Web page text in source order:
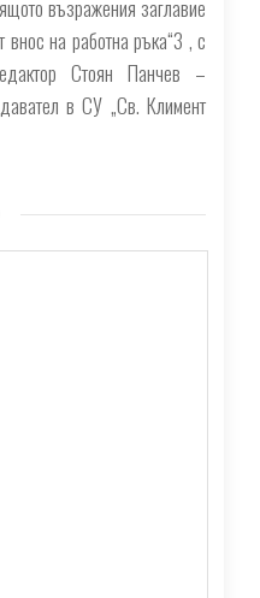
възражения заглавие
на работна ръка“3 , с
Стоян Панчев –
в СУ „Св. Климент